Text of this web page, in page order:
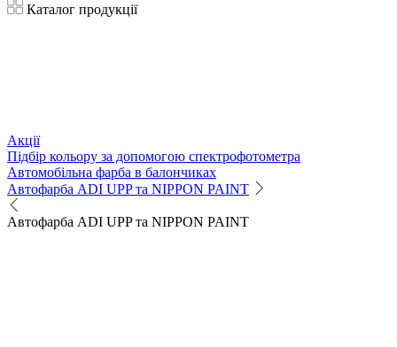
Каталог продукції
Акції
Підбір кольору за допомогою спектрофотометра
Автомобільна фарба в балончиках
Автофарба ADI UPP та NIPPON PAINT
Автофарба ADI UPP та NIPPON PAINT